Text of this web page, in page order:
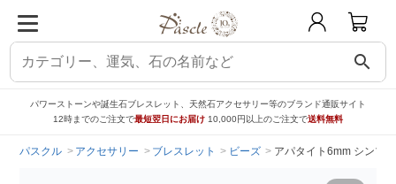
search
パワーストーンや誕生石ブレスレット、天然石アクセサリー等のブランド通販サイト
12時までのご注文で最短翌日にお届け 10,000円以上のご注文で送料無料
パスクル アクセサリー ブレスレット ビーズ アパタイト6mm シンプ